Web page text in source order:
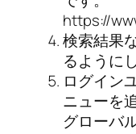
https://
検索結果
るように
ログイン
ニューを
グローバ